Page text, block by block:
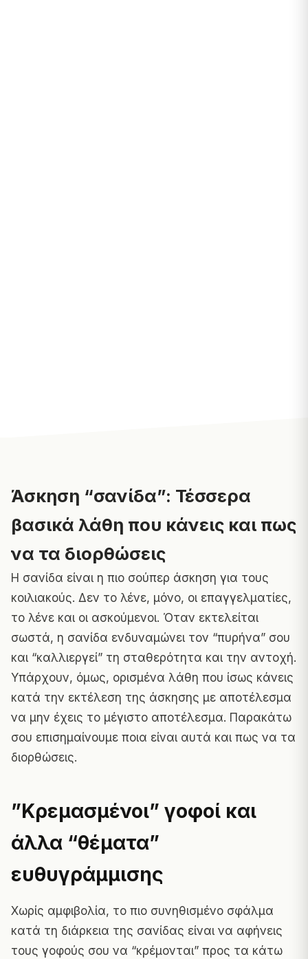
Άσκηση “σανίδα”: Τέσσερα
βασικά λάθη που κάνεις και πως
να τα διορθώσεις
Η σανίδα είναι η πιο σούπερ άσκηση για τους
κοιλιακούς. Δεν το λένε, μόνο, οι επαγγελματίες,
το λένε και οι ασκούμενοι. Όταν εκτελείται
σωστά, η σανίδα ενδυναμώνει τον “πυρήνα” σου
και “καλλιεργεί” τη σταθερότητα και την αντοχή.
Υπάρχουν, όμως, ορισμένα λάθη που ίσως κάνεις
κατά την εκτέλεση της άσκησης με αποτέλεσμα
να μην έχεις το μέγιστο αποτέλεσμα. Παρακάτω
σου επισημαίνουμε ποια είναι αυτά και πως να τα
διορθώσεις.
”Κρεμασμένοι” γοφοί και
άλλα “θέματα”
ευθυγράμμισης
Χωρίς αμφιβολία, το πιο συνηθισμένο σφάλμα
κατά τη διάρκεια της σανίδας είναι να αφήνεις
τους γοφούς σου να “κρέμονται” προς τα κάτω